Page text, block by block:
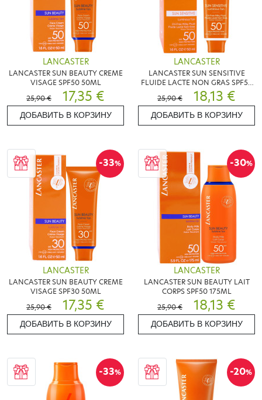
LANCASTER
LANCASTER SUN BEAUTY CREME
VISAGE SPF50 50ML
25,90 €
17,35 €
ДОБАВИТЬ В КОРЗИНУ
LANCASTER
LANCASTER SUN SENSITIVE
FLUIDE LACTE NON GRAS SPF50
50ML
25,90 € 18,13 €
ДОБАВИТЬ В КОРЗИНУ
-33%
LANCASTER
LANCASTER SUN BEAUTY CREME
VISAGE SPF30 50ML
25,90 €
17,35 €
ДОБАВИТЬ В КОРЗИНУ
-30%
LANCASTER
LANCASTER SUN BEAUTY LAIT
CORPS SPF50 175ML
25,90 €
18,13 €
ДОБАВИТЬ В КОРЗИНУ
-33% -20%